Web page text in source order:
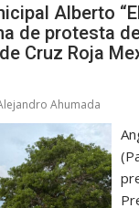
Alberto
de protesta
Cruz Roja
Ahumada